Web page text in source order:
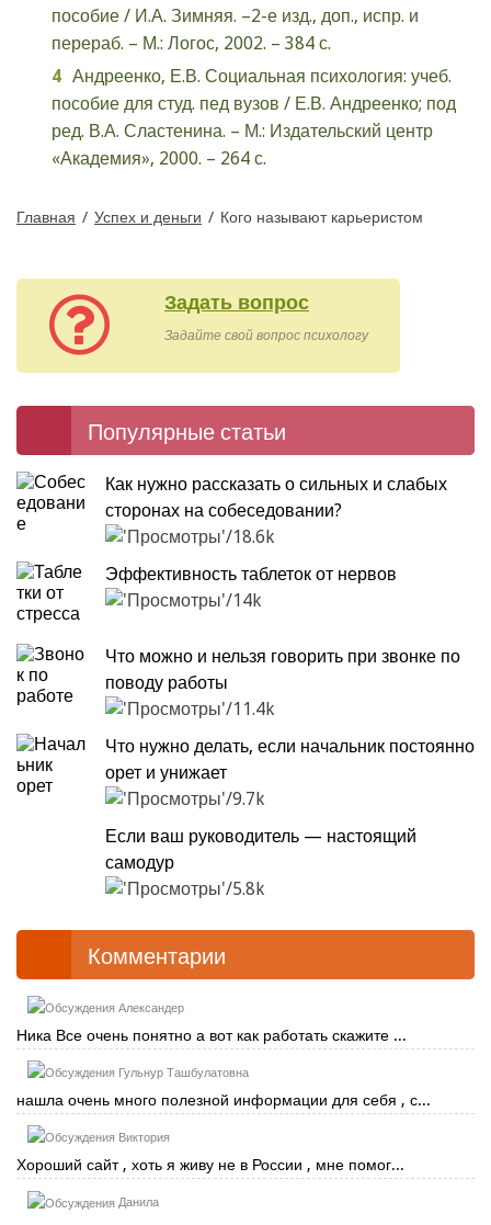
пособие / И.А. Зимняя. –2-е изд., доп., испр. и
перераб. – М.: Логос, 2002. – 384 с.
Андреенко, Е.В. Социальная психология: учеб.
пособие для студ. пед вузов / Е.В. Андреенко; под
ред. В.А. Сластенина. – М.: Издательский центр
«Академия», 2000. – 264 с.
Главная / Успех и деньги / Кого называют карьеристом
Задать вопрос
Задайте свой вопрос психологу
Популярные статьи
Как нужно рассказать о сильных и слабых
сторонах на собеседовании?
18.6k
Эффективность таблеток от нервов
14k
Что можно и нельзя говорить при звонке по
поводу работы
11.4k
Что нужно делать, если начальник постоянно
орет и унижает
9.7k
Если ваш руководитель — настоящий
самодур
5.8k
Комментарии
Александер
Ника Все очень понятно а вот как работать скажите ...
Гульнур Ташбулатовна
нашла очень много полезной информации для себя , с...
Виктория
Хороший сайт , хоть я живу не в России , мне помог...
Данила